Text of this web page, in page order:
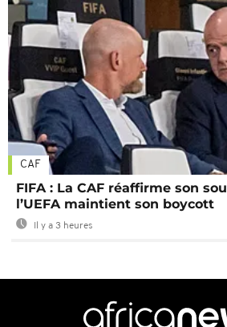
CAF
FIFA : La CAF réaffirme son
l’UEFA maintient son boycott
Il y a 3 heures